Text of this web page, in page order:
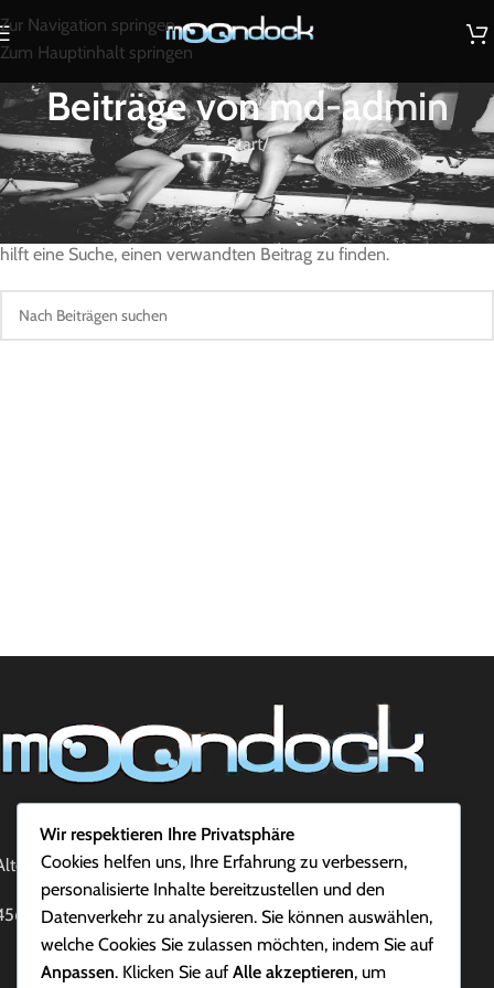
Zur Navigation springen
Zum Hauptinhalt springen
Beiträge vonmd-admin
Start/
Nichts gefunden
Entschuldigung, es wurden keine Ergebnisse gefunden. Vielleicht
hilft eine Suche, einen verwandten Beitrag zu finden.
Grenzstr. 153 D
Recklinghausen
Wir respektieren Ihre Privatsphäre
Cookies helfen uns, Ihre Erfahrung zu verbessern,
personalisierte Inhalte bereitzustellen und den
Datenverkehr zu analysieren. Sie können auswählen,
welche Cookies Sie zulassen möchten, indem Sie auf
Anpassen. Klicken Sie auf Alle akzeptieren, um